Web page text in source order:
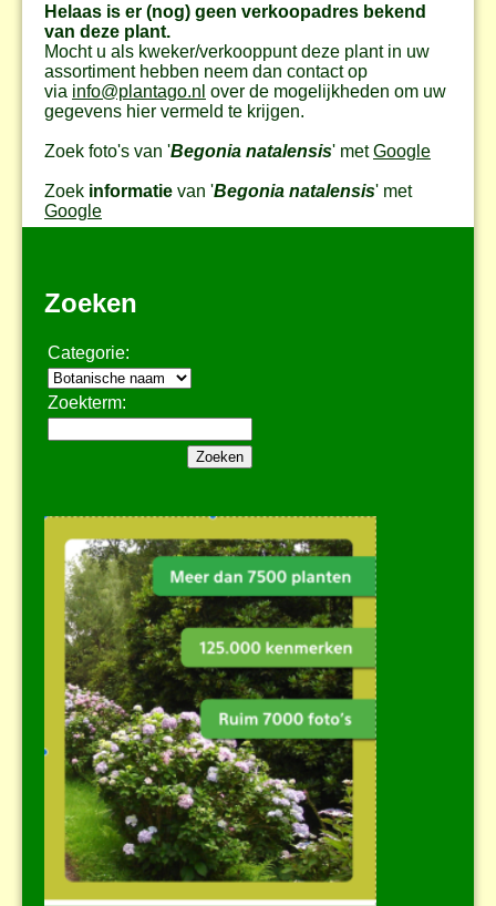
Helaas is er (nog) geen verkoopadres bekend
van deze plant.
Mocht u als kweker/verkooppunt deze plant in uw
assortiment hebben neem dan contact op
via info@plantago.nl over de mogelijkheden om uw
gegevens hier vermeld te krijgen.
Zoek foto's van 'Begonia natalensis' metGoogle
Zoek informatie van 'Begonia natalensis' met
Google
Zoeken
Categorie:
Zoekterm: